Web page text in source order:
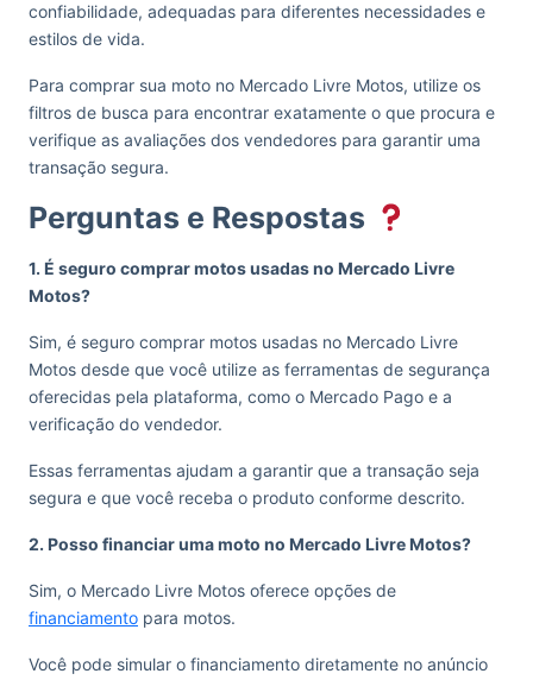
confiabilidade, adequadas para diferentes necessidades e
estilos de vida.
Para comprar sua moto no Mercado Livre Motos, utilize os
filtros de busca para encontrar exatamente o que procura e
verifique as avaliações dos vendedores para garantir uma
transação segura.
Perguntas e Respostas
1. É seguro comprar motos usadas no Mercado Livre
Motos?
Sim, é seguro comprar motos usadas no Mercado Livre
Motos desde que você utilize as ferramentas de segurança
oferecidas pela plataforma, como o Mercado Pago e a
verificação do vendedor.
Essas ferramentas ajudam a garantir que a transação seja
segura e que você receba o produto conforme descrito.
2. Posso financiar uma moto no Mercado Livre Motos?
Sim, o Mercado Livre Motos oferece opções de
financiamento para motos.
Você pode simular o financiamento diretamente no anúncio